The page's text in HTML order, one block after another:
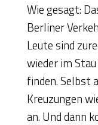
Wie gesagt:
Berliner
Leute sind
wieder im
finden. Selbst
Kreuzungen
an. Und dann